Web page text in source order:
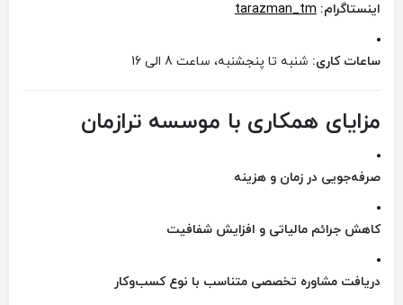
اینستاگرام: tarazman_tm
ساعات کاری: شنبه تا پنجشنبه، ساعت 8 الی 16
مزایای همکاری با موسسه ترازمان
صرفه‌جویی در زمان و هزینه
کاهش جرائم مالیاتی و افزایش شفافیت
دریافت مشاوره تخصصی متناسب با نوع کسب‌وکار